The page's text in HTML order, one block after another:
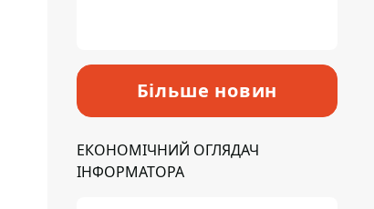
Більше новин
ЕКОНОМІЧНИЙ ОГЛЯДАЧ
ІНФОРМАТОРА